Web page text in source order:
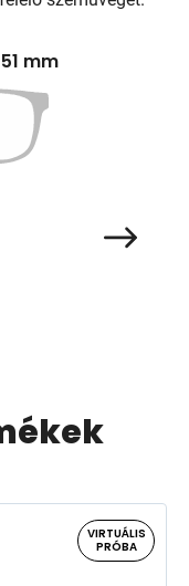
mm
VIRTUÁLIS
PRÓBA